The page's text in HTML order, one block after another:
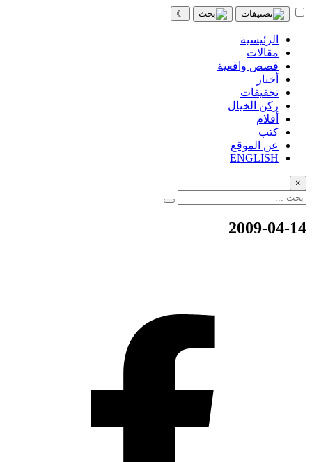
☾
الرئيسية
مقالات
قصص واقعية
أخبار
تحقيقات
ركن الخيال
أفلام
كتب
عن الموقع
ENGLISH
×
2009-04-14